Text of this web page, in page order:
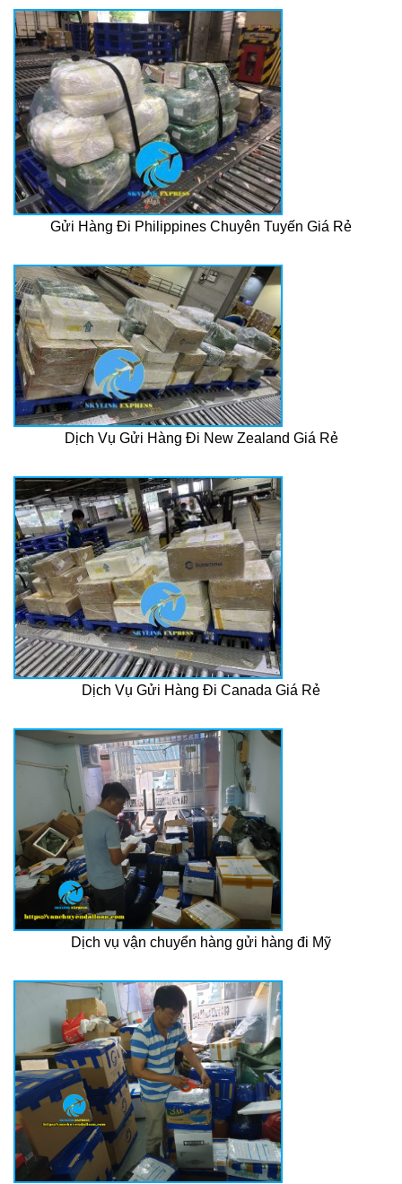
Gửi Hàng Đi Philippines Chuyên Tuyến Giá Rẻ
Dịch Vụ Gửi Hàng Đi New Zealand Giá Rẻ
Dịch Vụ Gửi Hàng Đi Canada Giá Rẻ
Dịch vụ vận chuyển hàng gửi hàng đi Mỹ